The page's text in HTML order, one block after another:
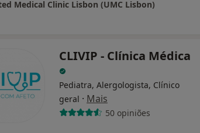
Medical Clinic Lisbon (UMC Lisbon)
CLIVIP - Clínica Médica
Pediatra, Alergologista, Clínico
geral · Mais
50 opiniões